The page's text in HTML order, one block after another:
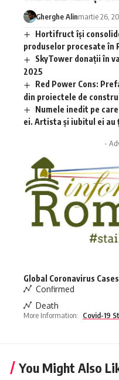
Gherghe Alinmartie 26,
Hortifruct își
produselor procesate în
SkyTower donații în
2025
Red Power Cons:
din proiectele de
Numele inedit pe
ei. Artista și iubitul ei au
-
Global Coronavirus Cases
Confirmed
Death
More Information: Covid-19
You Might Also